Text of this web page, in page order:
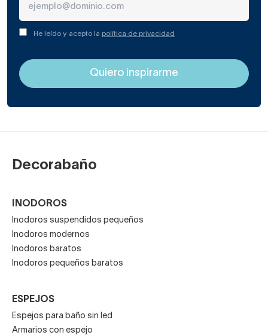
He leído y acepto la política de privacidad
Decorabaño
INODOROS
Inodoros suspendidos pequeños
Inodoros modernos
Inodoros baratos
Inodoros pequeños baratos
ESPEJOS
Espejos para baño sin led
Armarios con espejo